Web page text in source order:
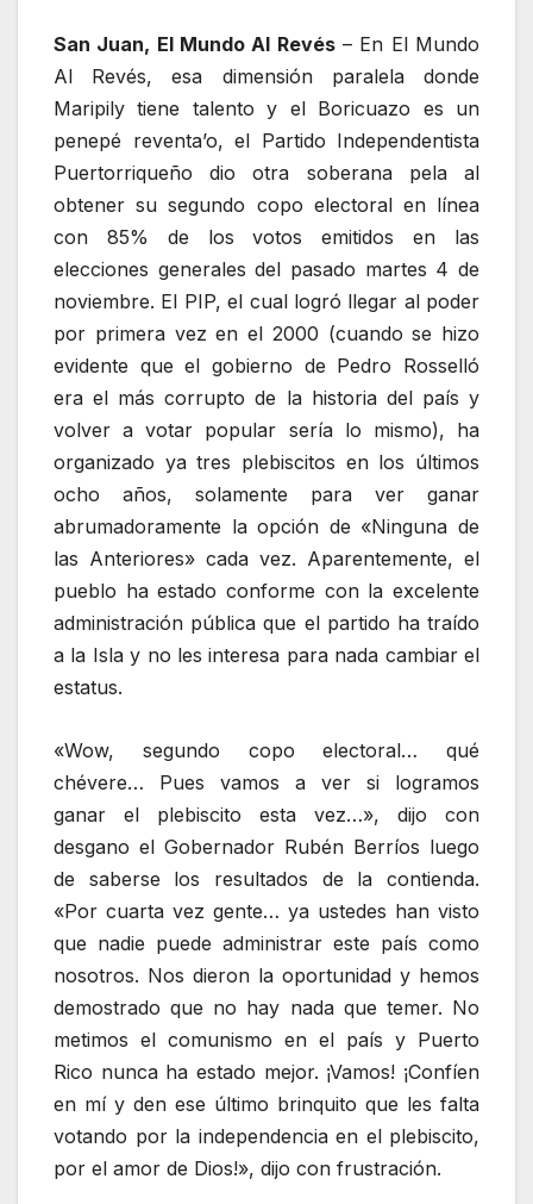
San Juan, El Mundo Al Revés– En El Mundo
Al Revés, esa dimensión paralela donde
Maripily tiene talento y el Boricuazo es un
penepé reventa’o, el Partido Independentista
Puertorriqueño dio otra soberana pela al
obtener su segundo copo electoral en línea
con 85% de los votos emitidos en las
elecciones generales del pasado martes 4 de
noviembre. El PIP, el cual logró llegar al poder
por primera vez en el 2000 (cuando se hizo
evidente que el gobierno de Pedro Rosselló
era el más corrupto de la historia del país y
volver a votar popular sería lo mismo), ha
organizado ya tres plebiscitos en los últimos
ocho años, solamente para ver ganar
abrumadoramente la opción de «Ninguna de
las Anteriores» cada vez. Aparentemente, el
pueblo ha estado conforme con la excelente
administración pública que el partido ha traído
a la Isla y no les interesa para nada cambiar el
estatus.
«Wow, segundo copo electoral… qué
chévere… Pues vamos a ver si logramos
ganar el plebiscito esta vez…», dijo con
desgano el Gobernador Rubén Berríos luego
de saberse los resultados de la contienda.
«Por cuarta vez gente… ya ustedes han visto
que nadie puede administrar este país como
nosotros. Nos dieron la oportunidad y hemos
demostrado que no hay nada que temer. No
metimos el comunismo en el país y Puerto
Rico nunca ha estado mejor. ¡Vamos! ¡Confíen
en mí y den ese último brinquito que les falta
votando por la independencia en el plebiscito,
por el amor de Dios!», dijo con frustración.